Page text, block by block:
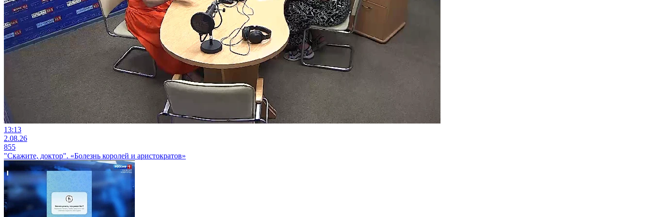
13:13
2.08.26
855
"Скажите, доктор". «Болезнь королей и аристократов»